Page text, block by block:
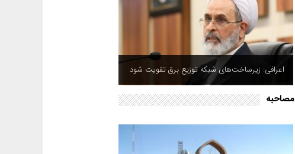
اعرافی: زیرساخت‌های شبکه توزیع برق تقویت شود
مصاحبه